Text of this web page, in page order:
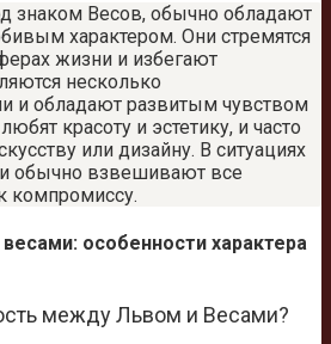
Весов, обычно обладают
характером. Они стремятся
жизни и избегают
несколько
и обладают развитым чувством
красоту и эстетику, и часто
или дизайну. В ситуациях
обычно взвешивают все
компромиссу.
особенности характера
между Львом и Весами?